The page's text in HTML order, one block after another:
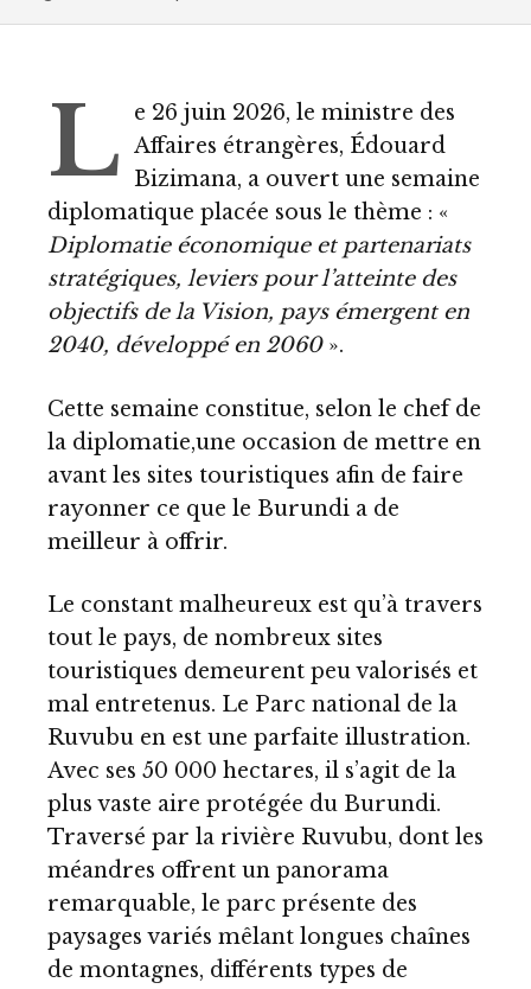
L
e 26 juin 2026, le ministre des
Affaires étrangères, Édouard
Bizimana, a ouvert une semaine
diplomatique placée sous le thème : «
Diplomatie économique et partenariats
stratégiques, leviers pour l’atteinte des
objectifs de la Vision, pays émergent en
2040, développé en 2060».
Cette semaine constitue, selon le chef de
la diplomatie,une occasion de mettre en
avant les sites touristiques afin de faire
rayonner ce que le Burundi a de
meilleur à offrir.
Le constant malheureux est qu’à travers
tout le pays, de nombreux sites
touristiques demeurent peu valorisés et
mal entretenus. Le Parc national de la
Ruvubu en est une parfaite illustration.
Avec ses 50 000 hectares, il s’agit de la
plus vaste aire protégée du Burundi.
Traversé par la rivière Ruvubu, dont les
méandres offrent un panorama
remarquable, le parc présente des
paysages variés mêlant longues chaînes
de montagnes, différents types de